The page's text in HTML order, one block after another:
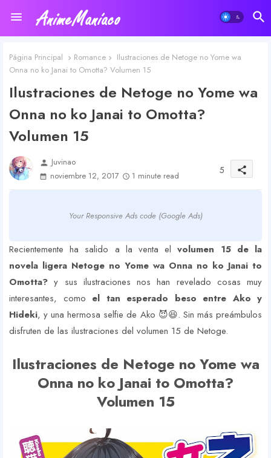
Página Principal Romance
Ilustraciones de Netoge no Yome wa
Onna no ko Janai to Omotta? Volumen 15
Ilustraciones de Netoge no Yome wa
Onna no ko Janai to Omotta?
Volumen 15
person Juvinao
noviembre 12, 2017
1 minute read 5 share
Your Responsive Ads code (Google Ads)
Recientemente ha salido a la venta elvolumen 15 de la
novela ligera Netoge no Yome wa Onna no ko Janai to
Omotta? y sus ilustraciones nos han revelado cosas muy
interesantes, como el tan esperado beso entre Ako y
Hideki, y una hermosa selfie de Ako 😈😆. Sin más preámbulos
disfruten de las ilustraciones del volumen 15 de Netoge.
Ilustraciones de Netoge no Yome wa
Onna no ko Janai to Omotta?
Volumen 15